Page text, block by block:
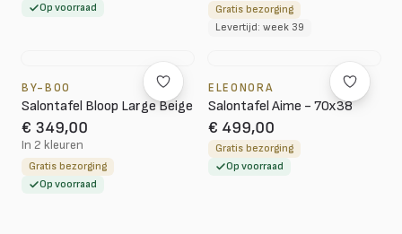
Op voorraad
Gratis bezorging
Levertijd: week 39
BY-BOO
Salontafel Bloop Large Beige
€ 349,00
In 2 kleuren
Gratis bezorging
Op voorraad
ELEONORA
Salontafel Aime - 70x38
€ 499,00
Gratis bezorging
Op voorraad